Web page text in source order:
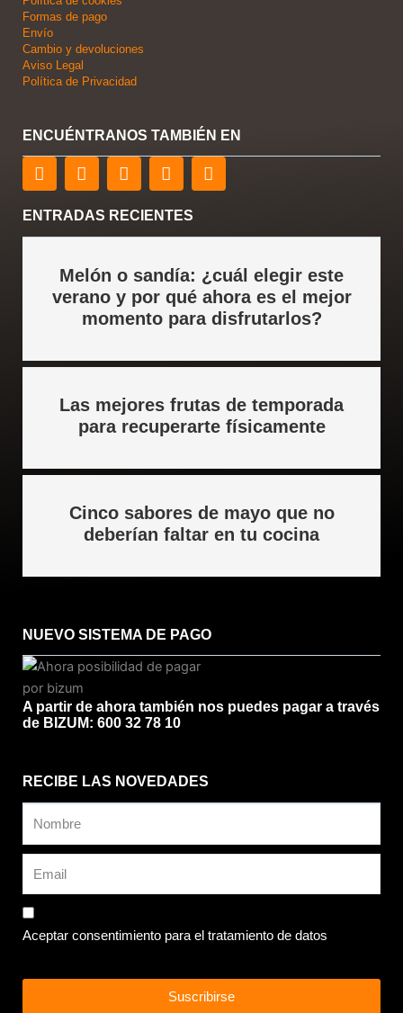
Formas de pago
Envío
Cambio y devoluciones
Aviso Legal
Política de Privacidad
ENCUÉNTRANOS TAMBIÉN EN
F
a
e
b
T
w
t
t
r
L
i
k
e
i
n
Y
o
t
u
e
I
n
a
r
a
m
ENTRADAS RECIENTES
Melón o sandía: ¿cuál elegir este
verano y por qué ahora es el mejor
momento para disfrutarlos?
Las mejores frutas de temporada
para recuperarte físicamente
Cinco sabores de mayo que no
deberían faltar en tu cocina
NUEVO SISTEMA DE PAGO
A partir de ahora también nos puedes pagar a través
de BIZUM: 600 32 78 10
RECIBE LAS NOVEDADES
Aceptar consentimiento para el tratamiento de datos
Suscribirse